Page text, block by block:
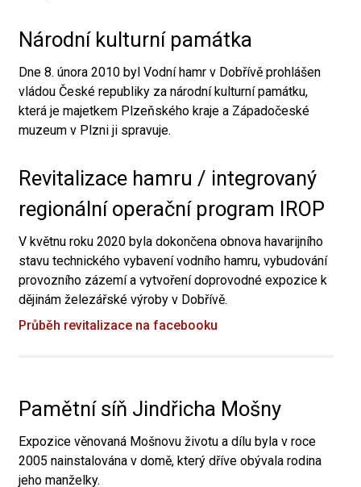
Národní kulturní památka
Dne 8. února 2010 byl Vodní hamr v Dobřívě prohlášen
vládou České republiky za národní kulturní památku,
která je majetkem Plzeňského kraje a Západočeské
muzeum v Plzni ji spravuje.
Revitalizace hamru / integrovaný
regionální operační program IROP
V květnu roku 2020 byla dokončena obnova havarijního
stavu technického vybavení vodního hamru, vybudování
provozního zázemí a vytvoření doprovodné expozice k
dějinám železářské výroby v Dobřívě.
Průběh revitalizace na facebooku
Pamětní síň Jindřicha Mošny
Expozice věnovaná Mošnovu životu a dílu byla v roce
2005 nainstalována v domě, který dříve obývala rodina
jeho manželky.